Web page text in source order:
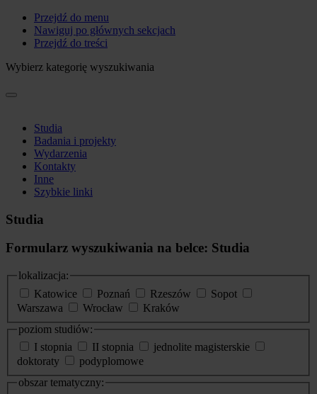
Przejdź do menu
Nawiguj po głównych sekcjach
Przejdź do treści
Wybierz kategorię wyszukiwania
Studia
Badania i projekty
Wydarzenia
Kontakty
Inne
Szybkie linki
Studia
Formularz wyszukiwania na belce: Studia
lokalizacja:
Katowice
Poznań Rzeszów
Sopot
Warszawa
Wrocław
Kraków
poziom studiów:
I stopnia
II stopnia
jednolite magisterskie
doktoraty
podyplomowe
obszar tematyczny: